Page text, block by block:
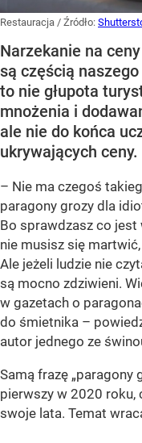
Restauracja / Źródło:
Narzekanie na
są częścią
to nie głupota
mnożenia i
ale nie do końca
ukrywających ceny.
– Nie ma czegoś
paragony grozy dla
Bo sprawdzasz co
nie musisz się
Ale jeżeli ludzie nie
są mocno zdziwieni.
w gazetach o
do śmietnika –
autor jednego ze
Samą frazę „paragony
pierwszy w 2020 roku,
swoje lata. Temat